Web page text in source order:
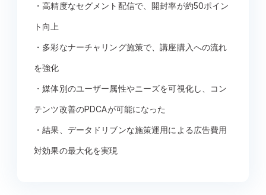
・高精度なセグメント配信で、開封率が約50ポイン
ト向上
・多彩なナーチャリング施策で、講座購入への流れ
を強化
・媒体別のユーザー属性やニーズを可視化し、コン
テンツ改善のPDCAが可能になった
・結果、データドリブンな施策運用による広告費用
対効果の最大化を実現